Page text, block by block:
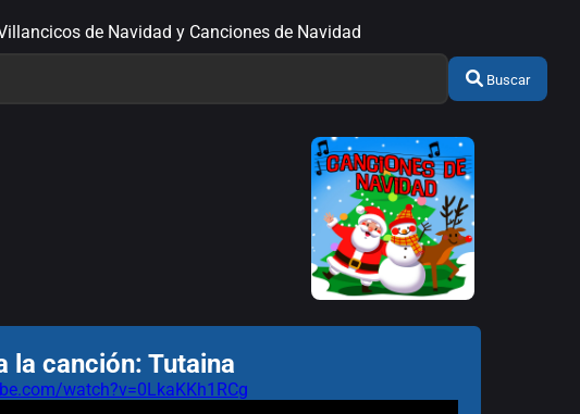
de Navidad y Canciones de Navidad
Buscar
la canción: Tutaina
watch?v=0LkaKKh1RCg